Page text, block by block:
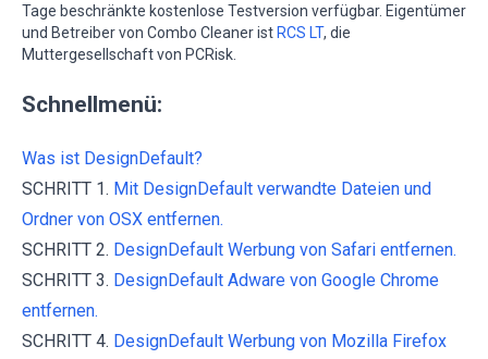
Tage beschränkte kostenlose Testversion verfügbar. Eigentümer
und Betreiber von Combo Cleaner ist RCS LT, die
Muttergesellschaft von PCRisk.
Schnellmenü:
Was ist DesignDefault?
SCHRITT 1. Mit DesignDefault verwandte Dateien und
Ordner von OSX entfernen.
SCHRITT 2. DesignDefault Werbung von Safari entfernen.
SCHRITT 3. DesignDefault Adware von Google Chrome
entfernen.
SCHRITT 4. DesignDefault Werbung von Mozilla Firefox